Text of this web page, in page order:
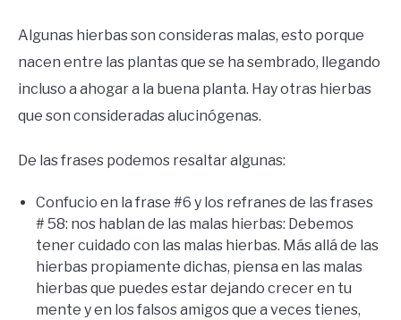
Algunas hierbas son consideras malas, esto porque
nacen entre las plantas que se ha sembrado, llegando
incluso a ahogar a la buena planta. Hay otras hierbas
que son consideradas alucinógenas.
De las frases podemos resaltar algunas:
Confucio en la frase #6 y los refranes de las frases
# 58: nos hablan de las malas hierbas: Debemos
tener cuidado con las malas hierbas. Más allá de las
hierbas propiamente dichas, piensa en las malas
hierbas que puedes estar dejando crecer en tu
mente y en los falsos amigos que a veces tienes,